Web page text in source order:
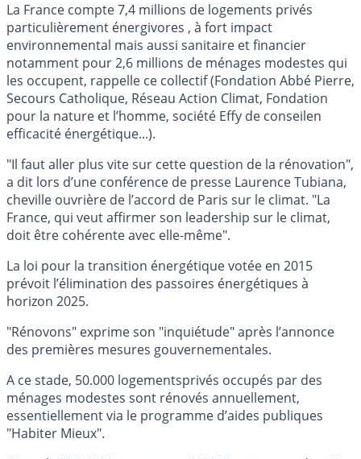
La France compte 7,4 millions de logements privés
particulièrement énergivores , à fort impact
environnemental mais aussi sanitaire et financier
notamment pour 2,6 millions de ménages modestes qui
les occupent, rappelle ce collectif (Fondation Abbé Pierre,
Secours Catholique, Réseau Action Climat, Fondation
pour la nature et l’homme, société Effy de conseilen
efficacité énergétique...).
"Il faut aller plus vite sur cette question de la rénovation",
a dit lors d’une conférence de presse Laurence Tubiana,
cheville ouvrière de l’accord de Paris sur le climat. "La
France, qui veut affirmer son leadership sur le climat,
doit être cohérente avec elle-même".
La loi pour la transition énergétique votée en 2015
prévoit l’élimination des passoires énergétiques à
horizon 2025.
"Rénovons" exprime son "inquiétude" après l’annonce
des premières mesures gouvernementales.
A ce stade, 50.000 logementsprivés occupés par des
ménages modestes sont rénovés annuellement,
essentiellement via le programme d’aides publiques
"Habiter Mieux".